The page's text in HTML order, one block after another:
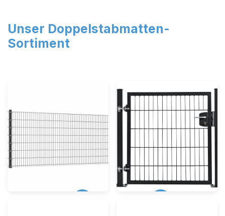
Unser Doppelstabmatten-
Sortiment